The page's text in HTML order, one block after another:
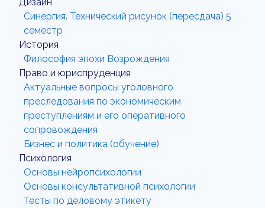
Синергия. Технический рисунок (пересдача) 5
семестр
История
Философия эпохи Возрождения
Право и юриспруденция
Актуальные вопросы уголовного
преследования по экономическим
преступлениям и его оперативного
сопровождения
Бизнес и политика (обучение)
Психология
Основы нейропсихологии
Основы консультативной психологии
Тесты по деловому этикету